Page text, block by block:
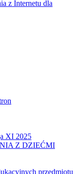
z Internetu dla
XI 2025
Z DZIEĆMI
przedmiotu